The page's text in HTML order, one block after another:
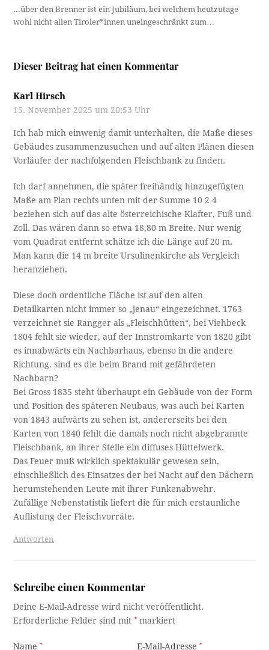
...über den Brenner ist ein Jubiläum, bei welchem heutzutage
wohl nicht allen Tiroler*innen uneingeschränkt zum…
Dieser Beitrag hat einen Kommentar
Karl Hirsch
15. November 2025 um 20:53 Uhr
Ich hab mich einwenig damit unterhalten, die Maße dieses
Gebäudes zusammenzusuchen und auf alten Plänen diesen
Vorläufer der nachfolgenden Fleischbank zu finden.
Ich darf annehmen, die später freihändig hinzugefügten
Maße am Plan rechts unten mit der Summe 10 2 4
beziehen sich auf das alte österreichische Klafter, Fuß und
Zoll. Das wären dann so etwa 18,80 m Breite. Nur wenig
vom Quadrat entfernt schätze ich die Länge auf 20 m.
Man kann die 14 m breite Ursulinenkirche als Vergleich
heranziehen.
Diese doch ordentliche Fläche ist auf den alten
Detailkarten nicht immer so „jenau“ eingezeichnet. 1763
verzeichnet sie Rangger als „Fleischhütten“, bei Viehbeck
1804 fehlt sie wieder, auf der Innstromkarte von 1820 gibt
es innabwärts ein Nachbarhaus, ebenso in die andere
Richtung. sind es die beim Brand mit gefährdeten
Nachbarn?
Bei Gross 1835 steht überhaupt ein Gebäude von der Form
und Position des späteren Neubaus, was auch bei Karten
von 1843 aufwärts zu sehen ist, andererseits bei den
Karten von 1840 fehlt die damals noch nicht abgebrannte
Fleischbank, an ihrer Stelle ein diffuses Hüttelwerk.
Das Feuer muß wirklich spektakulär gewesen sein,
einschließlich des Einsatzes der bei Nacht auf den Dächern
herumstehenden Leute mit ihrer Funkenabwehr.
Zufällige Nebenstatistik liefert die für mich erstaunliche
Auflistung der Fleischvorräte.
Antworten
Schreibe einen Kommentar
Deine E-Mail-Adresse wird nicht veröffentlicht.
Erforderliche Felder sind mit* markiert
Name* E-Mail-Adresse*